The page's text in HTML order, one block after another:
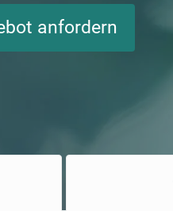
anfordern